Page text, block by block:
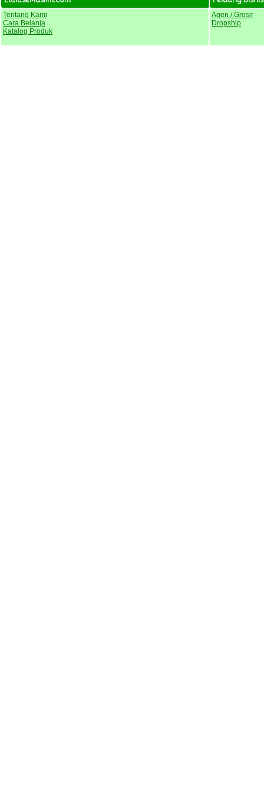
Tentang Kami
Cara Belanja
Katalog Produk
Agen / Grosir
Dropship